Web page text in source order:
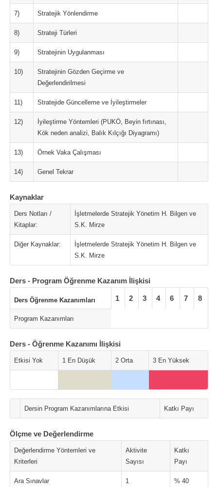
7) Stratejik Yönlendirme
8) Strateji Türleri
9) Stratejinin Uygulanması
10)
Stratejinin Gözden Geçirme ve
Değerlendirilmesi
11) Stratejide Güncelleme ve İyileştirmeler
12)
İyileştirme Yöntemleri (PUKÖ, Beyin fırtınası,
Kök neden analizi, Balık Kılçığı Diyagramı)
13) Örnek Vaka Çalışması
14) Genel Tekrar
Kaynaklar
Ders Notları /
Kitaplar:
İşletmelerde Stratejik Yönetim H. Bilgen ve
S.K. Mirze
Diğer Kaynaklar:
İşletmelerde Stratejik Yönetim H. Bilgen ve
S.K. Mirze
Ders - Program Öğrenme Kazanım İlişkisi
Ders Öğrenme Kazanımları 1 2 3 4 6 7 8
Program Kazanımları
Ders - Öğrenme Kazanımı İlişkisi
Etkisi Yok 1 En Düşük 2 Orta 3 En Yüksek
Dersin Program Kazanımlarına Etkisi Katkı Payı
Ölçme ve Değerlendirme
Değerlendirme Yöntemleri ve
Kriterleri
Aktivite
Sayısı
Katkı
Payı
Ara Sınavlar 1 % 40